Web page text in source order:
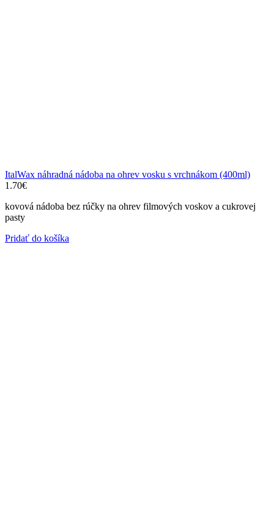
ItalWax náhradná nádoba na ohrev vosku s vrchnákom (400ml)
1.70€
kovová nádoba bez rúčky na ohrev filmových voskov a cukrovej
pasty
Pridať do košíka